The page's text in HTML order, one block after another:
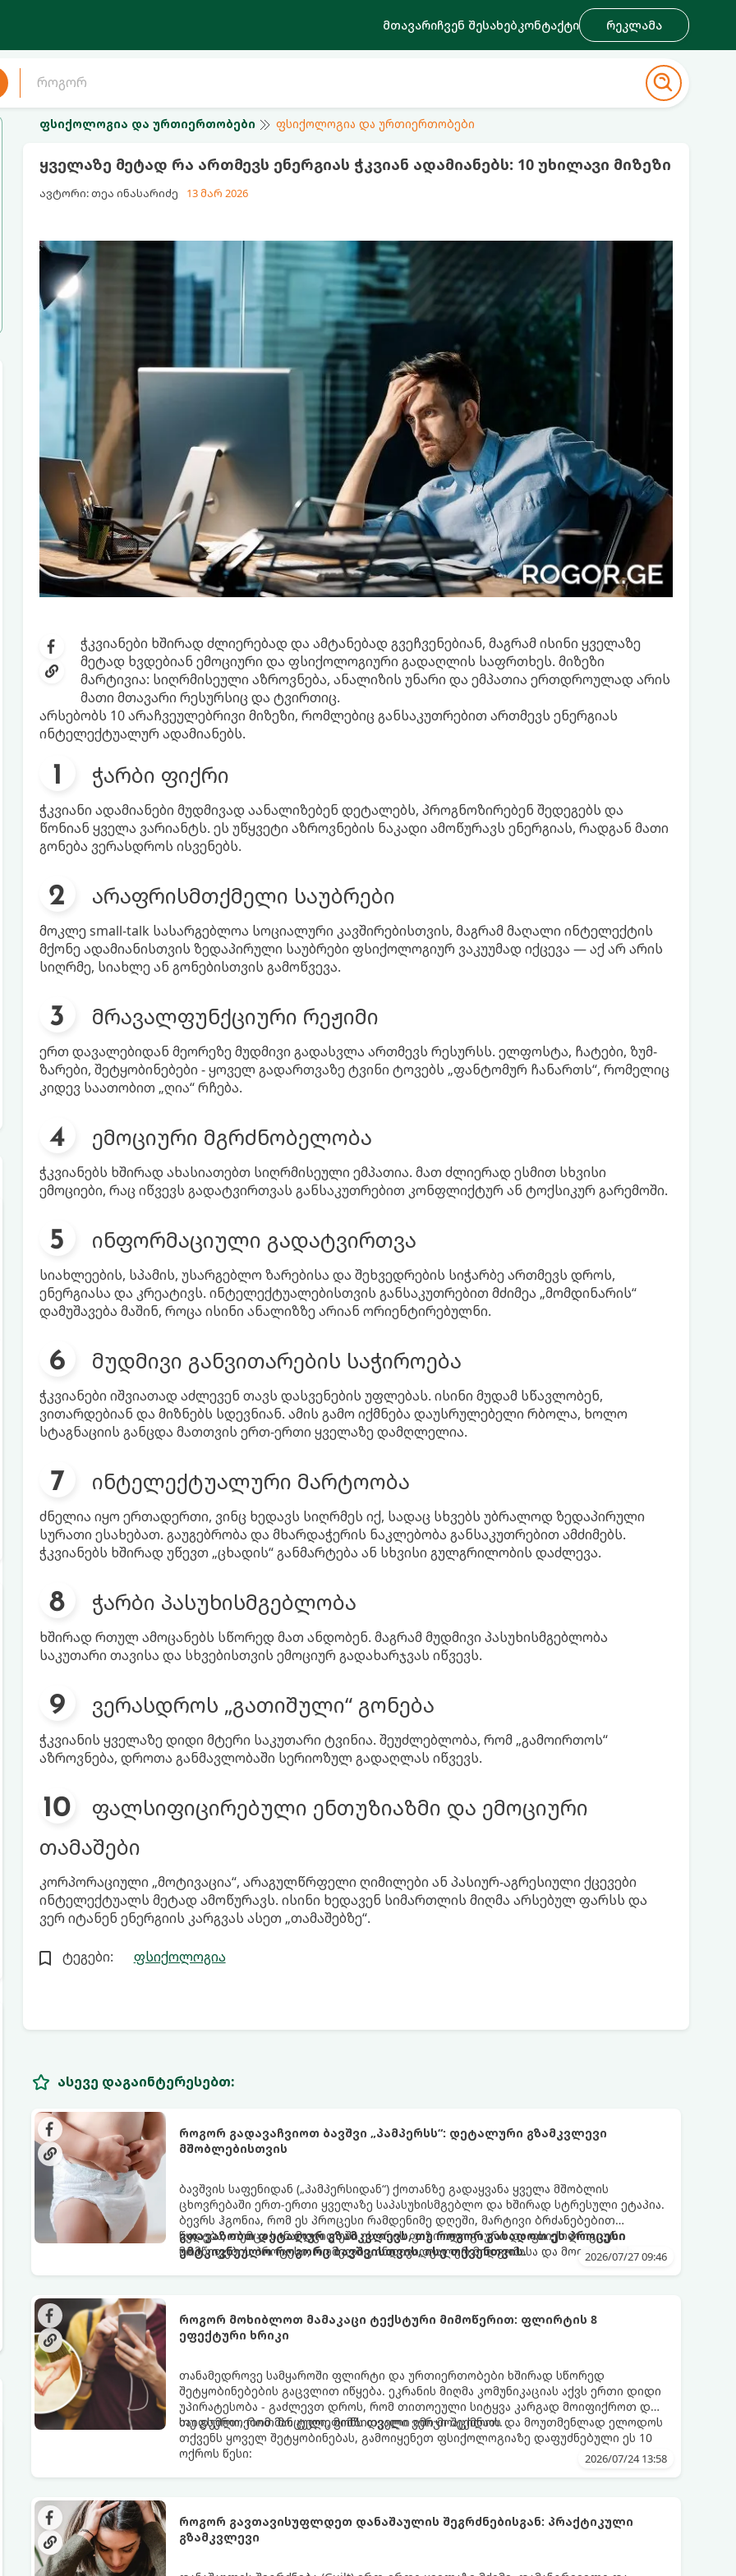
მთავარიჩვენ შესახებკონტაქტი რეკლამა
ფსიქოლოგია და ურთიერთობები ფსიქოლოგია და ურთიერთობები
ყველაზე მეტად რა ართმევს ენერგიას ჭკვიან ადამიანებს: 10 უხილავი მიზეზი
ავტორი: თეა ინასარიძე 13 მარ 2026
ჭკვიანები ხშირად ძლიერებად და ამტანებად გვეჩვენებიან, მაგრამ ისინი ყველაზე
მეტად ხვდებიან ემოციური და ფსიქოლოგიური გადაღლის საფრთხეს. მიზეზი
მარტივია: სიღრმისეული აზროვნება, ანალიზის უნარი და ემპათია ერთდროულად არის
მათი მთავარი რესურსიც და ტვირთიც.
არსებობს 10 არაჩვეულებრივი მიზეზი, რომლებიც განსაკუთრებით ართმევს ენერგიას
ინტელექტუალურ ადამიანებს.
ჭარბი ფიქრი
ჭკვიანი ადამიანები მუდმივად აანალიზებენ დეტალებს, პროგნოზირებენ შედეგებს და
წონიან ყველა ვარიანტს. ეს უწყვეტი აზროვნების ნაკადი ამოწურავს ენერგიას, რადგან მათი
გონება ვერასდროს ისვენებს.
არაფრისმთქმელი საუბრები
მოკლე small-talk სასარგებლოა სოციალური კავშირებისთვის, მაგრამ მაღალი ინტელექტის
მქონე ადამიანისთვის ზედაპირული საუბრები ფსიქოლოგიურ ვაკუუმად იქცევა — აქ არ არის
სიღრმე, სიახლე ან გონებისთვის გამოწვევა.
მრავალფუნქციური რეჟიმი
ერთ დავალებიდან მეორეზე მუდმივი გადასვლა ართმევს რესურსს. ელფოსტა, ჩატები, ზუმ-
ზარები, შეტყობინებები - ყოველ გადართვაზე ტვინი ტოვებს „ფანტომურ ჩანართს“, რომელიც
კიდევ საათობით „ღია“ რჩება.
ემოციური მგრძნობელობა
ჭკვიანებს ხშირად ახასიათებთ სიღრმისეული ემპათია. მათ ძლიერად ესმით სხვისი
ემოციები, რაც იწვევს გადატვირთვას განსაკუთრებით კონფლიქტურ ან ტოქსიკურ გარემოში.
ინფორმაციული გადატვირთვა
სიახლეების, სპამის, უსარგებლო ზარებისა და შეხვედრების სიჭარბე ართმევს დროს,
ენერგიასა და კრეატივს. ინტელექტუალებისთვის განსაკუთრებით მძიმეა „მომდინარის“
დამუშავება მაშინ, როცა ისინი ანალიზზე არიან ორიენტირებულნი.
მუდმივი განვითარების საჭიროება
ჭკვიანები იშვიათად აძლევენ თავს დასვენების უფლებას. ისინი მუდამ სწავლობენ,
ვითარდებიან და მიზნებს სდევნიან. ამის გამო იქმნება დაუსრულებელი რბოლა, ხოლო
სტაგნაციის განცდა მათთვის ერთ-ერთი ყველაზე დამღლელია.
ინტელექტუალური მარტოობა
ძნელია იყო ერთადერთი, ვინც ხედავს სიღრმეს იქ, სადაც სხვებს უბრალოდ ზედაპირული
სურათი ესახებათ. გაუგებრობა და მხარდაჭერის ნაკლებობა განსაკუთრებით ამძიმებს.
ჭკვიანებს ხშირად უწევთ „ცხადის“ განმარტება ან სხვისი გულგრილობის დაძლევა.
ჭარბი პასუხისმგებლობა
ხშირად რთულ ამოცანებს სწორედ მათ ანდობენ. მაგრამ მუდმივი პასუხისმგებლობა
საკუთარი თავისა და სხვებისთვის ემოციურ გადახარჯვას იწვევს.
ვერასდროს „გათიშული“ გონება
ჭკვიანის ყველაზე დიდი მტერი საკუთარი ტვინია. შეუძლებლობა, რომ „გამოირთოს“
აზროვნება, დროთა განმავლობაში სერიოზულ გადაღლას იწვევს.
ფალსიფიცირებული ენთუზიაზმი და ემოციური
თამაშები
კორპორაციული „მოტივაცია“, არაგულწრფელი ღიმილები ან პასიურ-აგრესიული ქცევები
ინტელექტუალს მეტად ამოწურავს. ისინი ხედავენ სიმართლის მიღმა არსებულ ფარსს და
ვერ იტანენ ენერგიის კარგვას ასეთ „თამაშებზე“.
ტეგები: ფსიქოლოგია
ასევე დაგაინტერესებთ:
როგორ გადავაჩვიოთ ბავშვი „პამპერსს“: დეტალური გზამკვლევი
მშობლებისთვის
ბავშვის საფენიდან („პამპერსიდან“) ქოთანზე გადაყვანა ყველა მშობლის
ცხოვრებაში ერთ-ერთი ყველაზე საპასუხისმგებლო და ხშირად სტრესული ეტაპია.
ბევრს ჰგონია, რომ ეს პროცესი რამდენიმე დღეში, მარტივი ბრძანებებით
წყდება, თუმცა სინამდვილეში ეს არის ფიზიოლოგიური და ფსიქოლოგიური
მომწიფების პროცესი, რომელიც ინდივიდუალურ მიდგომასა და მოთმინებას
გთავაზობთ დეტალურ გზამკვლევს, თუ როგორ გახადოთ ეს პროცესი
უმტკივნეულო როგორც ბავშვისთვის, ისე თქვენთვის.
2026/07/27 09:46
როგორ მოხიბლოთ მამაკაცი ტექსტური მიმოწერით: ფლირტის 8
ეფექტური ხრიკი
თანამედროვე სამყაროში ფლირტი და ურთიერთობები ხშირად სწორედ
შეტყობინებების გაცვლით იწყება. ეკრანის მიღმა კომუნიკაციას აქვს ერთი დიდი
უპირატესობა - გაძლევთ დროს, რომ თითოეული სიტყვა კარგად მოიფიქროთ და
საიდუმლოებით მოცული, მიმზიდველი იმიჯი შექმნათ.
თუ გსურთ, რომ მან ტელეფონს თვალი ვერ მოაცილოს და მოუთმენლად ელოდოს
თქვენს ყოველ შეტყობინებას, გამოიყენეთ ფსიქოლოგიაზე დაფუძნებული ეს 10
ოქროს წესი:
2026/07/24 13:58
როგორ გავთავისუფლდეთ დანაშაულის შეგრძნებისგან: პრაქტიკული
გზამკვლევი